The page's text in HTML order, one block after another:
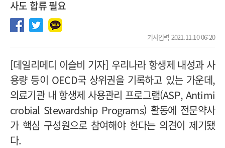
사도 합류 필요
기사입력 2021.11.10 06:20
[데일리메디 이슬비 기자] 우리나라 항생제 내성과 사
용량 등이 OECD국 상위권을 기록하고 있는 가운데,
의료기관 내 항생제 사용관리 프로그램(ASP, Antimi
crobial Stewardship Programs) 활동에 전문약사
가 핵심 구성원으로 참여해야 한다는 의견이 제기됐
다.